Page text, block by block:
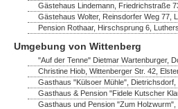
Gästehaus Lindemann, Friedrichstraße
Gästehaus Wolter, Reinsdorfer Weg 77,
Pension Rothaar, Hirschsprung 6,
Umgebung von Wittenberg
"Auf der Tenne" Dietmar Wartenburger,
Christine Hiob, Wittenberger Str. 42,
Gasthaus "Külsoer Mühle", Dietrichsdorf,
Gasthaus & Pension "Fidele Kutscher
Gasthaus und Pension "Zum